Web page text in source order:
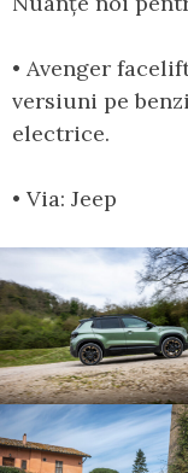
• Avenger
versiuni pe
electrice.
• Via: Jeep